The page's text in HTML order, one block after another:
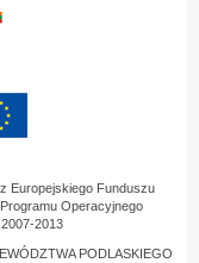
Europejskiego Funduszu
Operacyjnego
2013
PODLASKIEGO